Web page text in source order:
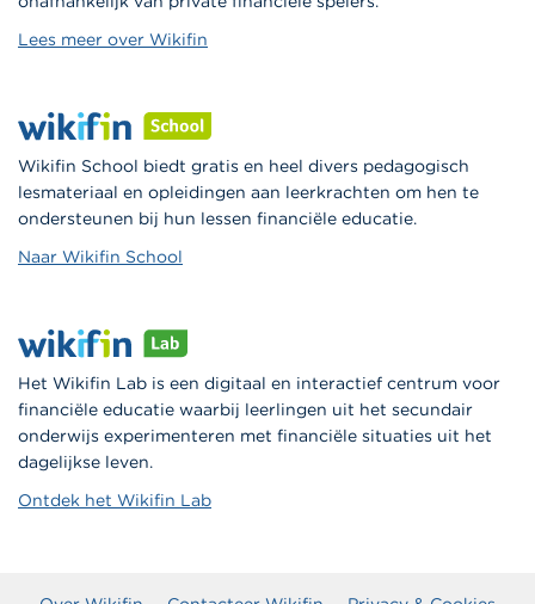
Lees meer over Wikifin
Wikifin School biedt gratis en heel divers pedagogisch
lesmateriaal en opleidingen aan leerkrachten om hen te
ondersteunen bij hun lessen financiële educatie.
Naar Wikifin School
Het Wikifin Lab is een digitaal en interactief centrum voor
financiële educatie waarbij leerlingen uit het secundair
onderwijs experimenteren met financiële situaties uit het
dagelijkse leven.
Ontdek het Wikifin Lab